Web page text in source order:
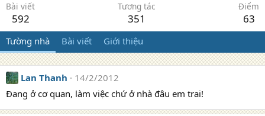
Bài viết
592
Tương tác
351
Điểm
63
Tường nhà Bài viết Giới thiệu
Lan Thanh
14/2/2012
Đang ở cơ quan, làm việc chứ ở nhà đâu em trai!